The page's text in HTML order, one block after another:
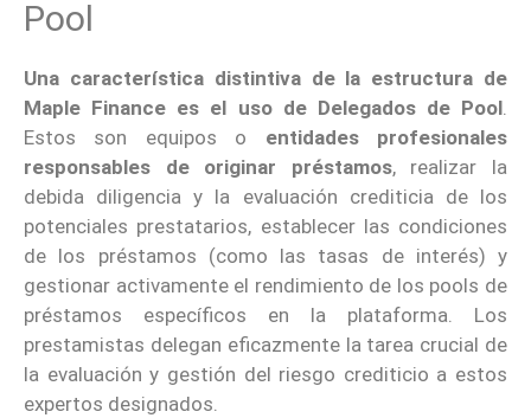
Pool
Una característica distintiva de la estructura de
Maple Finance es el uso de Delegados de Pool.
Estos son equipos o entidades profesionales
responsables de originar préstamos, realizar la
debida diligencia y la evaluación crediticia de los
potenciales prestatarios, establecer las condiciones
de los préstamos (como las tasas de interés) y
gestionar activamente el rendimiento de los pools de
préstamos específicos en la plataforma. Los
prestamistas delegan eficazmente la tarea crucial de
la evaluación y gestión del riesgo crediticio a estos
expertos designados.